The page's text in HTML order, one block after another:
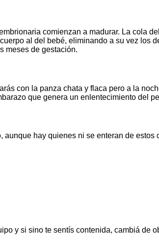
comienzan a madurar. La cola
al del bebé, eliminando a su vez los
meses de gestación.
con la panza chata y flaca pero a la
que genera un enlentecimiento del
hay quienes ni se enteran de
y si sino te sentís contenida, cambiá de